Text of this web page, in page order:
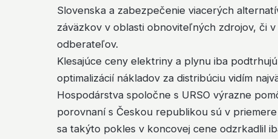
Slovenska a zabezpečenie viacerých
záväzkov v oblasti obnoviteľných zdrojov, či
odberateľov.
Klesajúce ceny elektriny a plynu iba
optimalizácií nákladov za distribúciu vidím
Hospodárstva spoločne s URSO výrazne
porovnaní s Českou republikou sú v
sa takýto pokles v koncovej cene odzrkadlil